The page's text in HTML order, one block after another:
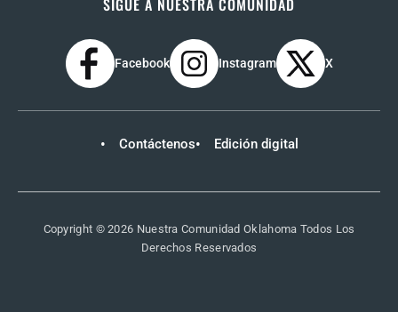
SIGUE A NUESTRA COMUNIDAD
Facebook Instagram X
Contáctenos Edición digital
Copyright © 2026 Nuestra Comunidad Oklahoma Todos Los
Derechos Reservados